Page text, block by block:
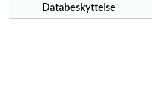
Databeskyttelse